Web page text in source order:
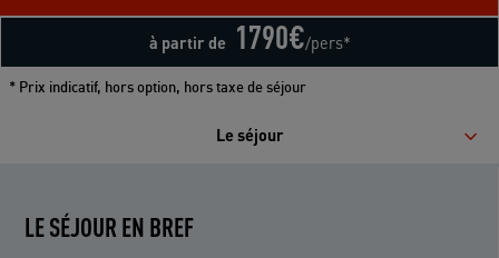
à partir de 1790€/pers*
* Prix indicatif, hors option, hors taxe de séjour
Le séjour
LE SÉJOUR EN BREF